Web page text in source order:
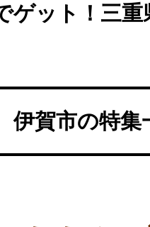
ゲット！三重
伊賀市の特集